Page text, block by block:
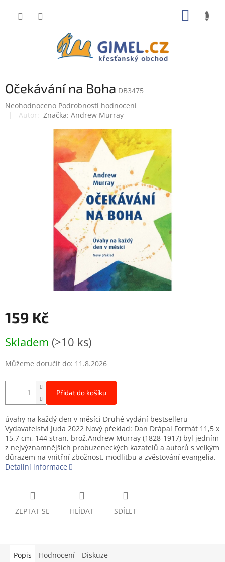
Očekávání na Boha DB3475
Průměrné
hodnocení
Neohodnoceno Podrobnosti hodnocení
Značka: Andrew Murray
159 Kč
cena:
Skladem (>10 ks)
Můžeme doručit do: 11.8.2026
Přidat do košíku
úvahy na každý den v měsíci Druhé vydání bestselleru
Vydavatelství Juda 2022 Nový překlad: Dan Drápal Formát 11,5 x
15,7 cm, 144 stran, brož.Andrew Murray (1828-1917) byl jedním
z nejvýznamnějších probuzeneckých kazatelů a autorů s velkým
důrazem na vnitřní zbožnost, modlitbu a zvěstování evangelia.
Detailní informace
ZEPTAT SE HLÍDAT SDÍLET
Popis Hodnocení Diskuze